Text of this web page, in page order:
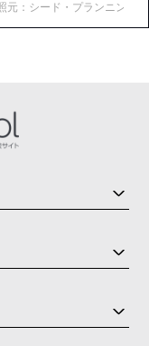
元：シード・プランニン